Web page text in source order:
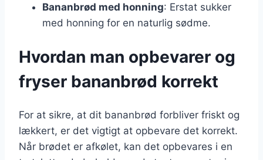
Bananbrød med honning: Erstat sukker
med honning for en naturlig sødme.
Hvordan man opbevarer og
fryser bananbrød korrekt
For at sikre, at dit bananbrød forbliver friskt og
lækkert, er det vigtigt at opbevare det korrekt.
Når brødet er afkølet, kan det opbevares i en